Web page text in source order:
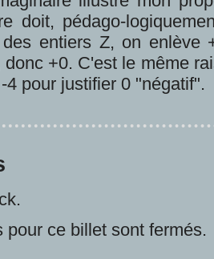
doit, pédago-
des entiers Z, on
donc +0. C'est le même
4 pour justifier 0 "négatif".
pour ce billet sont fermés.